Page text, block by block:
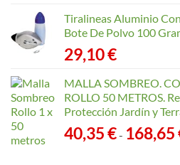
Tiralineas Aluminio
Bote De Polvo 100
29,10€
MALLA SOMBREO.
ROLLO 50 METROS.
Protección Jardín y
40,35€- 168,65